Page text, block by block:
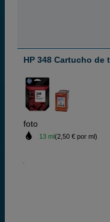
HP 348 Cartucho de
foto
13 ml(2,50 € por ml)